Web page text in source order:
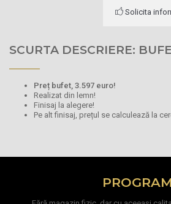
Solicita
SCURTA DESCRIERE:
Preț bufet, 3.597 euro!
Realizat din lemn!
Finisaj la alegere!
Pe alt finisaj, prețul se calculează la
PROGRAM